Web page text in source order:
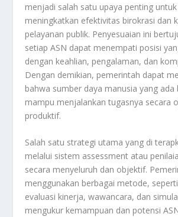
menjadi salah satu upaya penting untuk
meningkatkan efektivitas birokrasi dan
pelayanan publik. Penyesuaian ini
setiap ASN dapat menempati posisi
dengan keahlian, pengalaman, dan
Dengan demikian, pemerintah dapat
bahwa sumber daya manusia yang ada
mampu menjalankan tugasnya secara
produktif.
Salah satu strategi utama yang di
melalui sistem assessment atau
secara menyeluruh dan objektif.
menggunakan berbagai metode,
evaluasi kinerja, wawancara, dan
mengukur kemampuan dan potensi